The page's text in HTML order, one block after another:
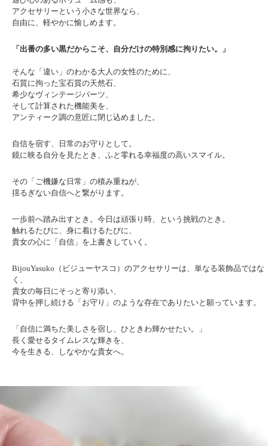
アクセサリーという小さな世界なら、
自由に、軽やかに愉しめます。
「出番の多い黒だからこそ、自分だけの特別感に拘りたい。」
そんな「違い」のわかる大人の女性のために、
石質に拘った宝石質の天然石、
希少なヴィンテージパーツ、
そして計算された機能美を、
アンティーク調の意匠に閉じ込めました。
自信を宿す、日常のお守りとして。
鏡に映る自分を見たとき、ふと零れる幸福度の高いスマイル。
その「ご機嫌な日常」の積み重ねが、
揺るぎない自信へと繋がります。
一歩前へ踏み出すとき。今日は頑張り時、という挑戦のとき。
触れるたびに、身に着けるたびに、
貴女の心に「自信」を上書きしていく。
BijouYasuko（ビジューヤスコ）のアクセサリーは、単なる装飾品ではな
く、
貴女の毎日にそっと寄り添い、
背中を押し続ける「お守り」のような存在でありたいと願っています。
「自信に満ちた美しさを宿し、ひときわ輝かせたい。」
長く愛せるタイムレスな輝きを、
今を生きる、しなやかな貴女へ。